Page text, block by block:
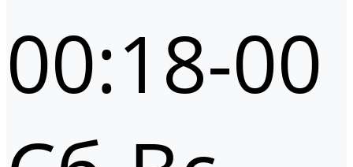
00:18-00